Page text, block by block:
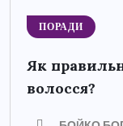
ПОРАДИ
Як
волосся?